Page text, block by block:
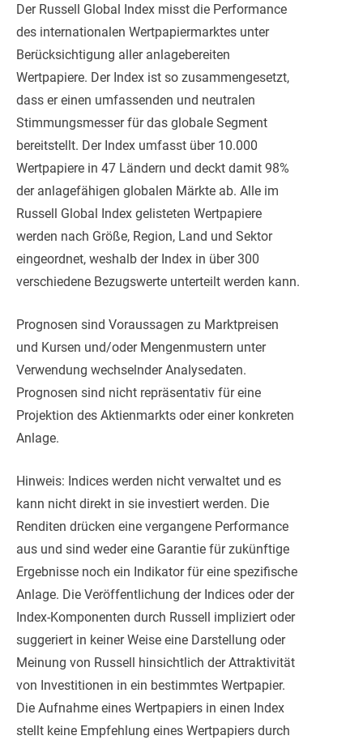
Der Russell Global Index misst die Performance
des internationalen Wertpapiermarktes unter
Berücksichtigung aller anlagebereiten
Wertpapiere. Der Index ist so zusammengesetzt,
dass er einen umfassenden und neutralen
Stimmungsmesser für das globale Segment
bereitstellt. Der Index umfasst über 10.000
Wertpapiere in 47 Ländern und deckt damit 98%
der anlagefähigen globalen Märkte ab. Alle im
Russell Global Index gelisteten Wertpapiere
werden nach Größe, Region, Land und Sektor
eingeordnet, weshalb der Index in über 300
verschiedene Bezugswerte unterteilt werden kann.
Prognosen sind Voraussagen zu Marktpreisen
und Kursen und/oder Mengenmustern unter
Verwendung wechselnder Analysedaten.
Prognosen sind nicht repräsentativ für eine
Projektion des Aktienmarkts oder einer konkreten
Anlage.
Hinweis: Indices werden nicht verwaltet und es
kann nicht direkt in sie investiert werden. Die
Renditen drücken eine vergangene Performance
aus und sind weder eine Garantie für zukünftige
Ergebnisse noch ein Indikator für eine spezifische
Anlage. Die Veröffentlichung der Indices oder der
Index-Komponenten durch Russell impliziert oder
suggeriert in keiner Weise eine Darstellung oder
Meinung von Russell hinsichtlich der Attraktivität
von Investitionen in ein bestimmtes Wertpapier.
Die Aufnahme eines Wertpapiers in einen Index
stellt keine Empfehlung eines Wertpapiers durch